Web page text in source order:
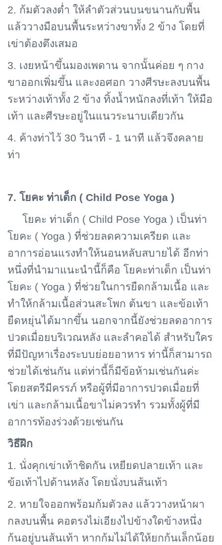
2. ก้มตัวลงต่ำ ให้ลำตัวส่วนบนขนานกับพื้น
แล้ววางมือบนพื้นระหว่างขาทั้ง 2 ข้าง โดยที่
เข่าต้องตึงเสมอ
3. เงยหน้าขึ้นมองเพดาน จากนั้นค่อย ๆ กาง
ขาออกเพิ่มขึ้น และงอศอก วางศีรษะลงบนพื้น
ระหว่างเท้าทั้ง 2 ข้าง ทิ้งน้ำหนักลงที่เท้า ให้มือ
เท้า และศีรษะอยู่ในแนวระนาบเดียวกัน
4. ค้างท่าไว้ 30 วินาที - 1 นาที แล้วจึงคลาย
ท่า
7. โยคะ ท่าเด็ก ( Child Pose Yoga )
โยคะ ท่าเด็ก ( Child Pose Yoga ) เป็นท่า
โยคะ ( Yoga ) ที่ช่วยลดความเครียด และ
อาการอ่อนแรงทำให้นอนหลับสบายได้ อีกท่า
หนึ่งที่นำมาแนะนำนี้ก็คือ โยคะท่าเด็ก เป็นท่า
โยคะ ( Yoga ) ที่ช่วยในการยืดกล้ามเนื้อ และ
ทำให้กล้ามเนื้อส่วนสะโพก ต้นขา และข้อเท้า
ยืดหยุ่นได้มากขึ้น นอกจากนี้ยังช่วยลดอาการ
ปวดเมื่อยบริเวณหลัง และลำคอได้ สำหรับใคร
ที่มีปัญหาเรื่องระบบย่อยอาหาร ท่านี้ก็สามารถ
ช่วยได้เช่นกัน แต่ท่านี้ก็มีข้อห้ามเช่นกันค่ะ
โดยสตรีมีครรภ์ หรือผู้ที่มีอาการปวดเมื่อยที่
เข่า และกล้ามเนื้อขาไม่ควรทำ รวมทั้งผู้ที่มี
อาการท้องร่วงด้วยเช่นกัน
วิธีฝึก
1. นั่งคุกเข่าเท้าชิดกัน เหยียดปลายเท้า และ
ข้อเท้าไปด้านหลัง โดยนั่งบนส้นเท้า
2. หายใจออกพร้อมก้มตัวลง แล้ววางหน้าผา
กลงบนพื้น คอตรงไม่เอียงไปข้างใดข้างหนึ่ง
ก้นอยู่บนส้นเท้า หากก้มไม่ได้ให้ยกก้นเล็กน้อย